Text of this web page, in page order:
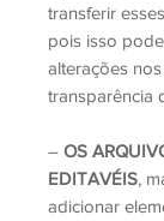
transferir
pois isso
alterações
transparência
– OS
EDITAVÉIS,
adicionar